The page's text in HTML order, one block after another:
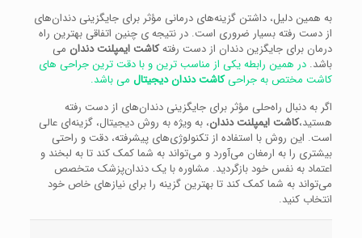
به همین دلیل، داشتن گزینه‌های درمانی مؤثر برای جایگزینی دندان‌های
از دست رفته بسیار ضروری است. در نتیجه ی چنین اتفاقی بهترین راه
درمان برای جایگزین دندان از دست رفتهکاشت ایمپلنت دندان می
باشد. در همین رابطه یکی از مناسب ترین و با دقت ترین جراحی های
کاشت مختص به جراحیکاشت دندان دیجیتالمی باشد.
اگر به دنبال راه‌حلی مؤثر برای جایگزینی دندان‌های از دست رفته
هستید،کاشت ایمپلنت دندان، به ویژه به روش دیجیتال، گزینه‌ای عالی
است. این روش با استفاده از تکنولوژی‌های پیشرفته، دقت و راحتی
بیشتری را به ارمغان می‌آورد و می‌تواند به شما کمک کند تا به لبخند و
اعتماد به نفس خود بازگردید. مشاوره با یک دندان‌پزشک متخصص
می‌تواند به شما کمک کند تا بهترین گزینه را برای نیازهای خاص خود
انتخاب کنید.